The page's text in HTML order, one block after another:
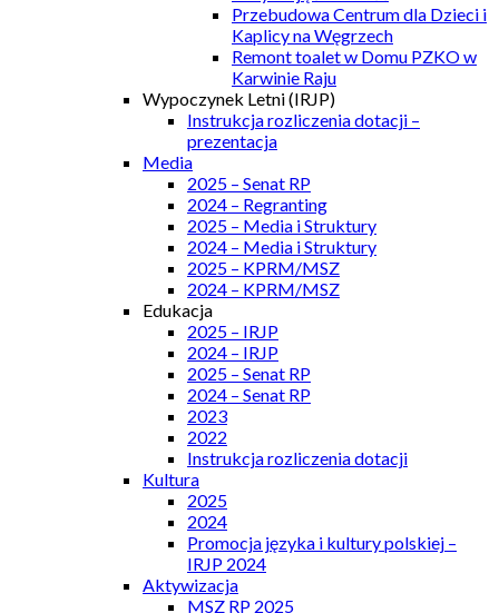
Przebudowa Centrum dla Dzieci i
Kaplicy na Węgrzech
Remont toalet w Domu PZKO w
Karwinie Raju
Wypoczynek Letni (IRJP)
Instrukcja rozliczenia dotacji –
prezentacja
Media
2025 – Senat RP
2024 – Regranting
2025 – Media i Struktury
2024 – Media i Struktury
2025 – KPRM/MSZ
2024 – KPRM/MSZ
Edukacja
2025 – IRJP
2024 – IRJP
2025 – Senat RP
2024 – Senat RP
2023
2022
Instrukcja rozliczenia dotacji
Kultura
2025
2024
Promocja języka i kultury polskiej –
IRJP 2024
Aktywizacja
MSZ RP 2025